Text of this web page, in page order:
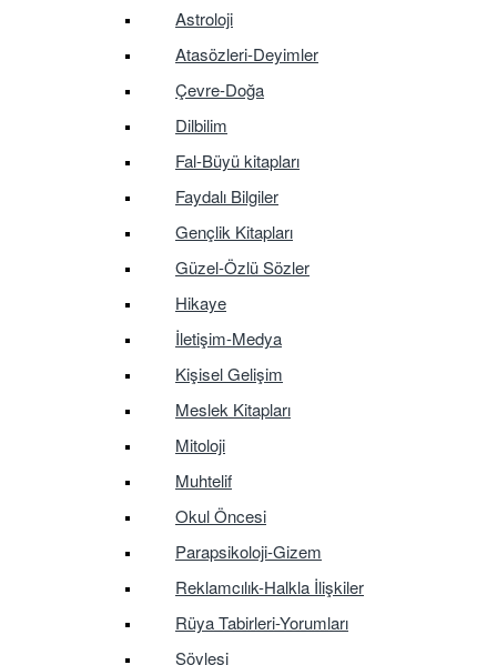
Astroloji
Atasözleri-Deyimler
Çevre-Doğa
Dilbilim
Fal-Büyü kitapları
Faydalı Bilgiler
Gençlik Kitapları
Güzel-Özlü Sözler
Hikaye
İletişim-Medya
Kişisel Gelişim
Meslek Kitapları
Mitoloji
Muhtelif
Okul Öncesi
Parapsikoloji-Gizem
Reklamcılık-Halkla İlişkiler
Rüya Tabirleri-Yorumları
Söyleşi